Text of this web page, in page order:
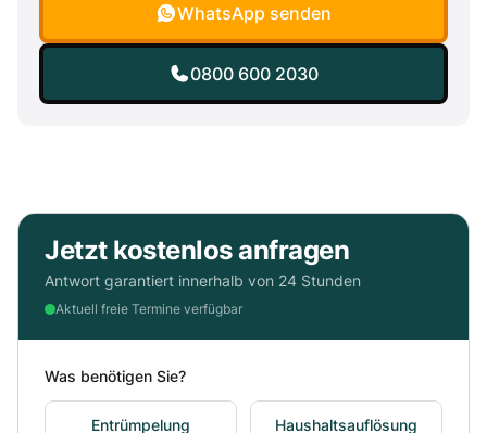
WhatsApp senden
0800 600 2030
Jetzt kostenlos anfragen
Antwort garantiert innerhalb von 24 Stunden
Aktuell freie Termine verfügbar
Was benötigen Sie?
Entrümpelung Haushaltsauflösung